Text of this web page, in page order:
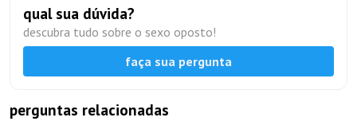
qual sua dúvida?
descubra tudo sobre o sexo oposto!
faça sua pergunta
perguntas relacionadas